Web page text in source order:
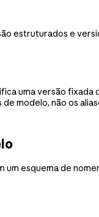
estruturados e
uma versão
de modelo, não os
um esquema de